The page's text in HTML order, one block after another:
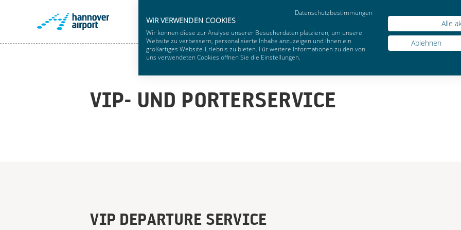
VIP- UND PORTERSERVICE
VIP DEPARTURE SERVICE
Datenschutzbestimmungen
WIR VERWENDEN COOKIES
Wir können diese zur Analyse unserer Besucherdaten platzieren, um unsere
Website zu verbessern, personalisierte Inhalte anzuzeigen und Ihnen ein
großartiges Website-Erlebnis zu bieten. Für weitere Informationen zu den von
uns verwendeten Cookies öffnen Sie die Einstellungen.
Alle
Ablehnen